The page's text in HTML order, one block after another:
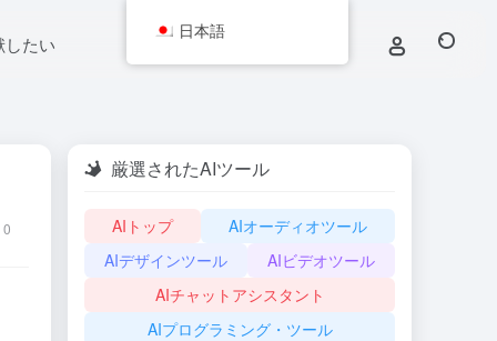
したい
0
厳選されたAIツール
AIトップ
AIオーディオツール
AIデザインツール
AIビデオツール
AIチャットアシスタント
AIプログラミング・ツール
日本語